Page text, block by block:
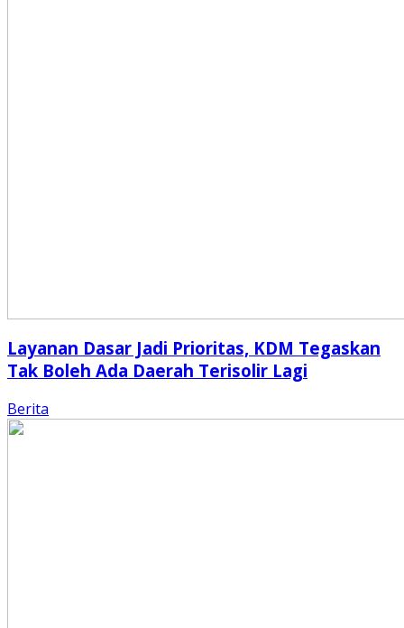
Layanan Dasar Jadi Prioritas, KDM Tegaskan
Tak Boleh Ada Daerah Terisolir Lagi
Berita